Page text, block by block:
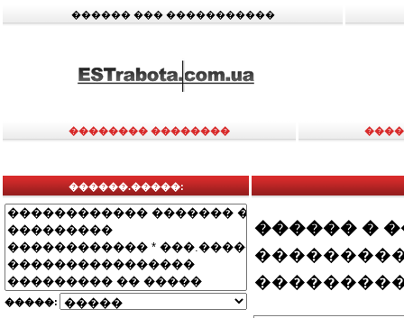
������ ��� �����������
�������� ��������
������.�����:
�����:
������ �